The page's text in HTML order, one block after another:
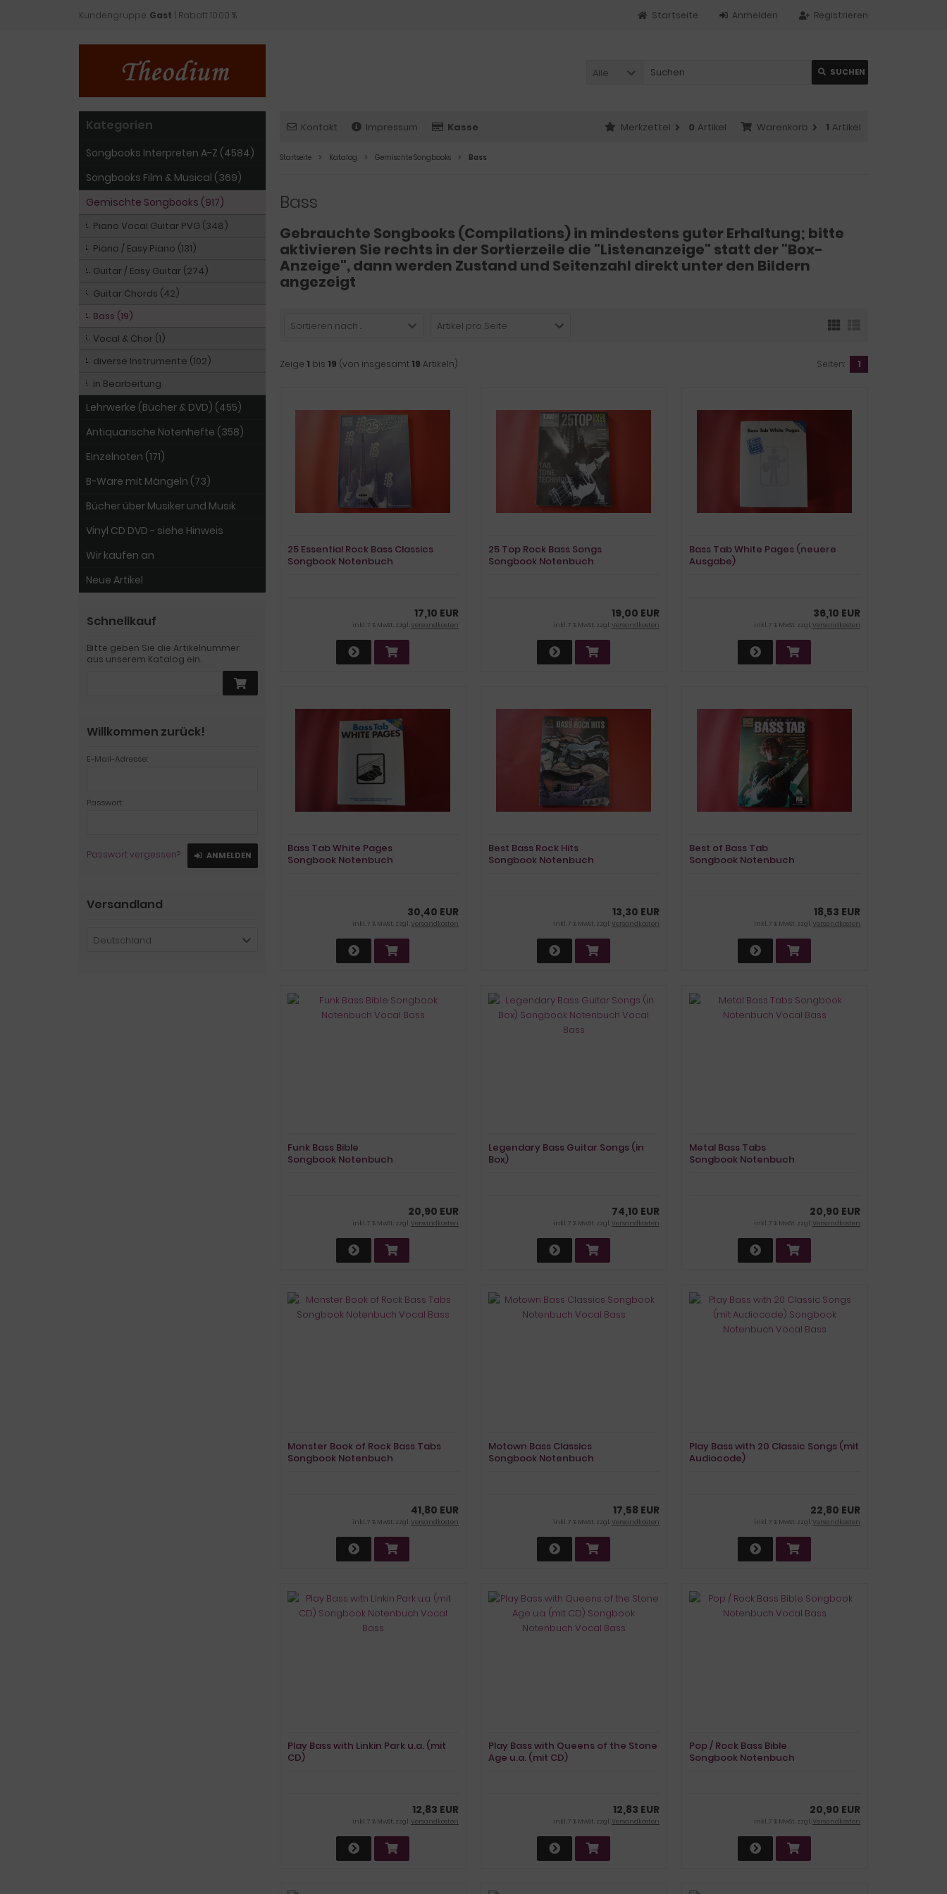
Kundengruppe: Gast | Rabatt 10.00 % Registrieren
Anmelden
Startseite
Alle SUCHEN
Kontakt Impressum Kasse Warenkorb 1 Artikel
Merkzettel 0 Artikel
Startseite Katalog Gemischte Songbooks Bass
Bass
Gebrauchte Songbooks (Compilations) in mindestens guter Erhaltung; bitte
aktivieren Sie rechts in der Sortierzeile die "Listenanzeige" statt der "Box-
Anzeige", dann werden Zustand und Seitenzahl direkt unter den Bildern
angezeigt
Sortieren nach ... Artikel pro Seite
Zeige 1 bis 19 (von insgesamt19 Artikeln) Seiten: 1
25 Essential Rock Bass Classics
Songbook Notenbuch
17,10 EUR
inkl. 7 % MwSt. zzgl.Versandkosten
25 Top Rock Bass Songs
Songbook Notenbuch
19,00 EUR
inkl. 7 % MwSt. zzgl.Versandkosten
Bass Tab White Pages (neuere
Ausgabe)
36,10 EUR
inkl. 7 % MwSt. zzgl.Versandkosten
Bass Tab White Pages
Songbook Notenbuch
30,40 EUR
inkl. 7 % MwSt. zzgl.Versandkosten
Best Bass Rock Hits
Songbook Notenbuch
13,30 EUR
inkl. 7 % MwSt. zzgl.Versandkosten
Best of Bass Tab
Songbook Notenbuch
18,53 EUR
inkl. 7 % MwSt. zzgl.Versandkosten
Funk Bass Bible
Songbook Notenbuch
20,90 EUR
inkl. 7 % MwSt. zzgl.Versandkosten
Legendary Bass Guitar Songs (in
Box)
74,10 EUR
inkl. 7 % MwSt. zzgl.Versandkosten
Metal Bass Tabs
Songbook Notenbuch
20,90 EUR
inkl. 7 % MwSt. zzgl.Versandkosten
Monster Book of Rock Bass Tabs
Songbook Notenbuch
41,80 EUR
inkl. 7 % MwSt. zzgl.Versandkosten
Motown Bass Classics
Songbook Notenbuch
17,58 EUR
inkl. 7 % MwSt. zzgl.Versandkosten
Play Bass with 20 Classic Songs (mit
Audiocode)
22,80 EUR
inkl. 7 % MwSt. zzgl.Versandkosten
Play Bass with Linkin Park u.a. (mit
CD)
12,83 EUR
inkl. 7 % MwSt. zzgl.Versandkosten
Play Bass with Queens of the Stone
Age u.a. (mit CD)
12,83 EUR
inkl. 7 % MwSt. zzgl.Versandkosten
Pop / Rock Bass Bible
Songbook Notenbuch
20,90 EUR
inkl. 7 % MwSt. zzgl.Versandkosten
Kategorien
Songbooks Interpreten A-Z (4584)
Songbooks Film & Musical (369)
Gemischte Songbooks (917)
Piano Vocal Guitar PVG (348)
Piano / Easy Piano (131)
Guitar / Easy Guitar (274)
Guitar Chords (42)
Bass (19)
Vocal & Chor (1)
diverse Instrumente (102)
in Bearbeitung
Lehrwerke (Bücher & DVD) (455)
Antiquarische Notenhefte (358)
Einzelnoten (171)
B-Ware mit Mängeln (73)
Bücher über Musiker und Musik
Vinyl CD DVD - siehe Hinweis
Wir kaufen an
Neue Artikel
Schnellkauf
Bitte geben Sie die Artikelnummer
aus unserem Katalog ein.
Willkommen zurück!
E-Mail-Adresse:
Passwort:
Passwort vergessen? ANMELDEN
Versandland
Deutschland